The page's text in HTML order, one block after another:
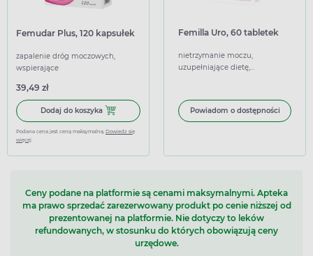
Femudar Plus, 120 kapsułek
zapalenie dróg moczowych,
wspierające
39,49 zł
Dodaj do koszyka Dodaj do koszyka Femudar Plus, 120 kapsułek
Podana cena jest ceną maksymalną. Dowiedz się
więcej
Femilla Uro, 60 tabletek
nietrzymanie moczu,
uzupełniające dietę,
Powiadom o dostępności
Ceny podane na platformie są cenami maksymalnymi. Apteka
ma prawo sprzedać zarezerwowany produkt po cenie niższej od
prezentowanej na platformie. Nie dotyczy to leków
refundowanych, w stosunku do których obowiązują ceny
urzędowe.